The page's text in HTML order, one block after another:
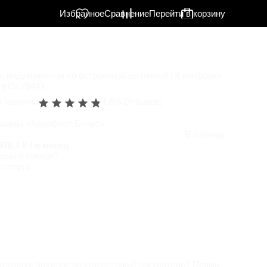
ИзбранноеСравнениеПерейти в корзину